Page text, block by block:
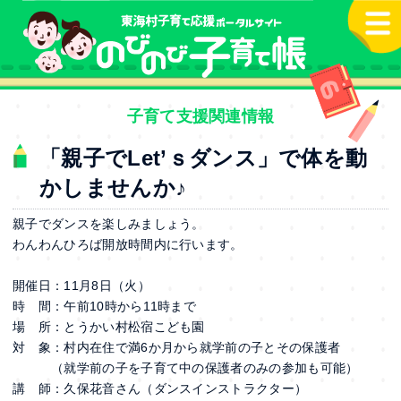
本文へ
子育て支援関連情報
「親子でLet’ｓダンス」で体を動
かしませんか♪
親子でダンスを楽しみましょう。
わんわんひろば開放時間内に行います。
開催日：11月8日（火）
時 間：午前10時から 11時まで
場 所：とうかい村松宿こども園
対 象：村内在住で満6か月から就学前の子とその保護者
（就学前の子を子育て中の保護者のみの参加も可能）
講 師：久保花音さん（ダンスインストラクター）